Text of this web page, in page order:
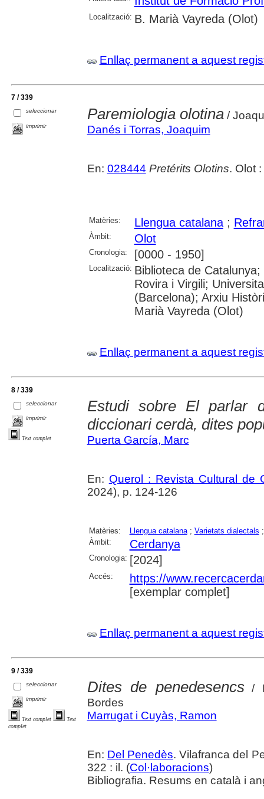
Localització: B. Marià Vayreda (Olot)
Enllaç permanent a aquest
7 / 339
seleccionar
imprimir
Paremiologia olotina/
Danés i Torras, Joaquim
En: 028444 Pretérits Olotins. Olot
Matèries: Llengua catalana;
Àmbit: Olot
Cronologia: [0000 - 1950]
Localització: Biblioteca de
Rovira i Virgili;
(Barcelona); Arxiu
Marià Vayreda (Olot)
Enllaç permanent a aquest
8 / 339
seleccionar
imprimir
Text complet
Estudi sobre El parlar
diccionari cerdà, dites
Puerta García, Marc
En: Querol : Revista Cultural de
2024), p. 124-126
Matèries: Llengua catalana; Varietats dialectals
Àmbit:
Cerdanya
Cronologia: [2024]
Accés:
https://
[exemplar complet]
Enllaç permanent a aquest
9 / 339
seleccionar
imprimir
Text complet
Text
complet
Dites de penedesencs/
Bordes
Marrugat i Cuyàs, Ramon
En: Del Penedès. Vilafranca del
322 : il. (Col·laboracions)
Bibliografia. Resums en català i